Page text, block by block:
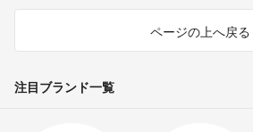
ページの上へ戻る
注目ブランド一覧